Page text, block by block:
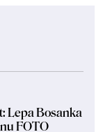
Lepa Bosanka
FOTO